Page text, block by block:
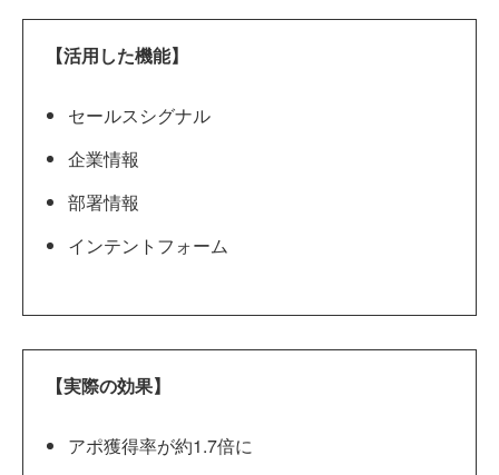
【活用した機能】
セールスシグナル
企業情報
部署情報
インテントフォーム
【実際の効果】
アポ獲得率が約1.7倍に